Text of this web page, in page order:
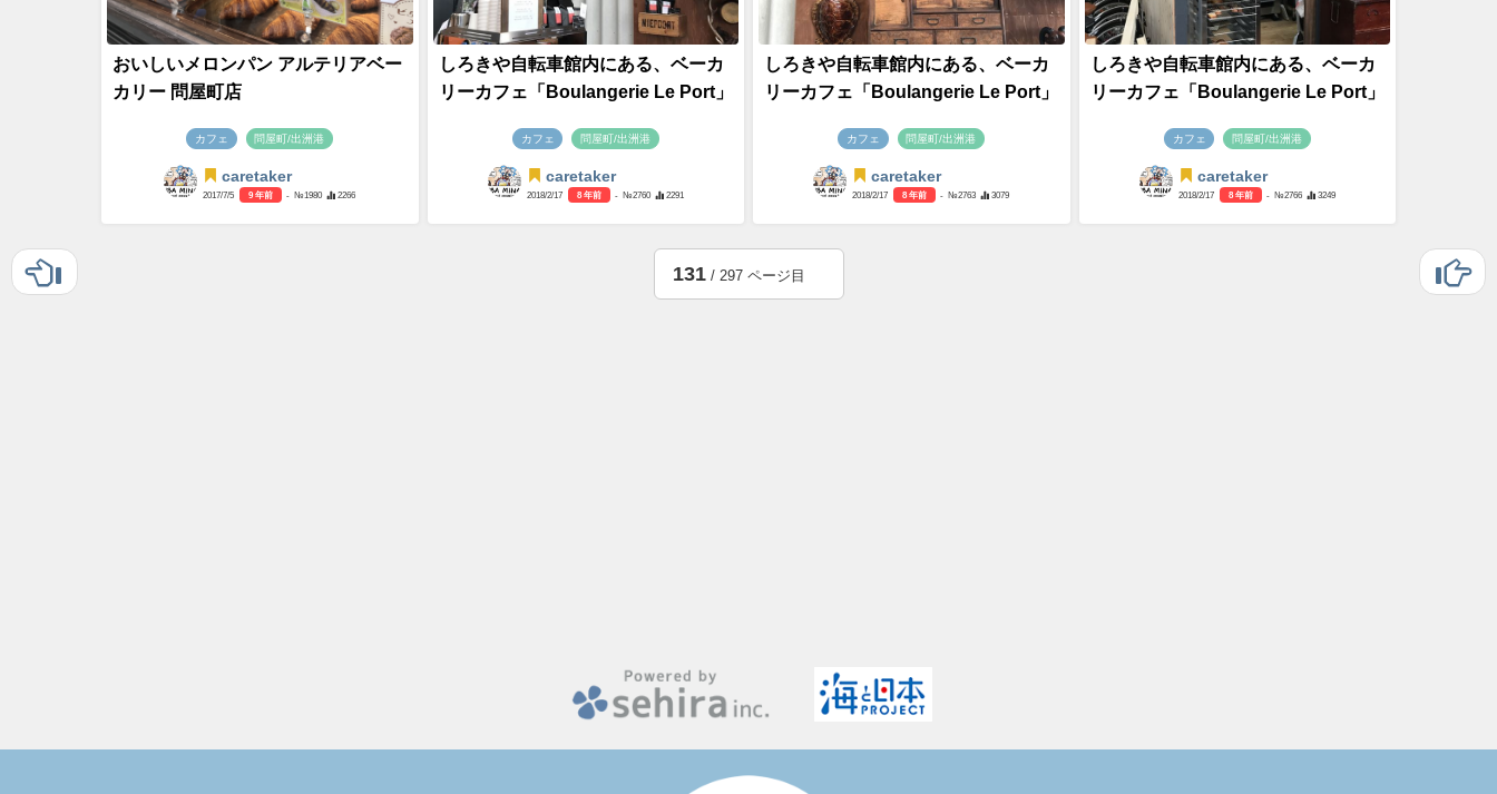
おいしいメロンパン アルテリアベー
カリー 問屋町店
カフェ 問屋町/出洲港
caretaker
2017/7/5 9 年前 - №1980 2266
しろきや自転車館内にある、ベーカ
リーカフェ「Boulangerie Le Port」
カフェ 問屋町/出洲港
caretaker
2018/2/17 8 年前 - №2760 2291
しろきや自転車館内にある、ベーカ
リーカフェ「Boulangerie Le Port」
カフェ 問屋町/出洲港
caretaker
2018/2/17 8 年前 - №2763 3079
しろきや自転車館内にある、ベーカ
リーカフェ「Boulangerie Le Port」
カフェ 問屋町/出洲港
caretaker
2018/2/17 8 年前 - №2766 3249
131/ 297 ページ目